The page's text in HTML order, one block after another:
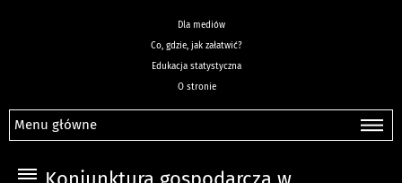
Dla mediów
Co, gdzie, jak załatwić?
Edukacja statystyczna
O stronie
Menu główne